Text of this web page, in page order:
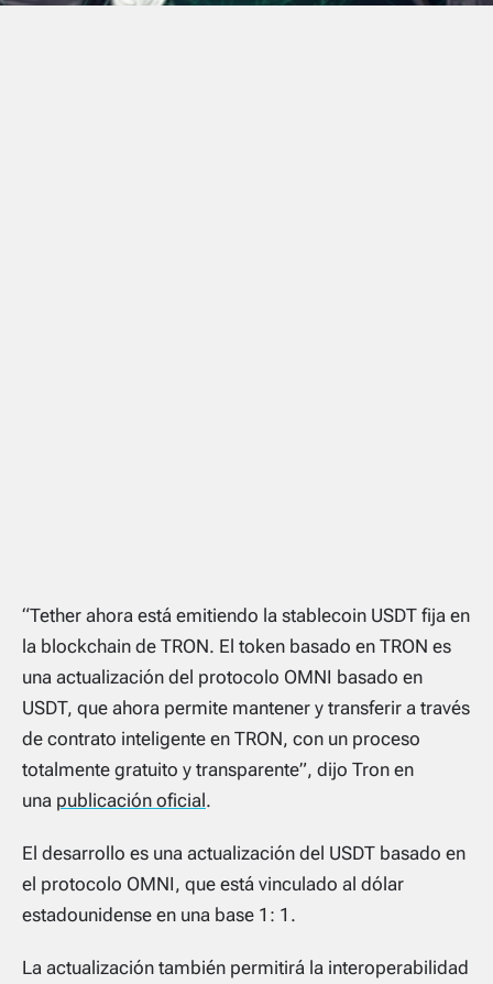
“Tether ahora está emitiendo la stablecoin USDT fija en
la blockchain de TRON. El token basado en TRON es
una actualización del protocolo OMNI basado en
USDT, que ahora permite mantener y transferir a través
de contrato inteligente en TRON, con un proceso
totalmente gratuito y transparente”, dijo Tron en
una publicación oficial.
El desarrollo es una actualización del USDT basado en
el protocolo OMNI, que está vinculado al dólar
estadounidense en una base 1: 1.
La actualización también permitirá la interoperabilidad